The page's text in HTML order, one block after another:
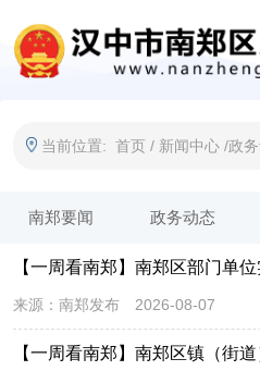
当前位置: 首页 / 新闻中心 /政
南郑要闻 政务动态
图片新闻
【一周看南郑】南郑区部门单
来源： 南郑发布 2026-08-07
【一周看南郑】南郑区镇（街